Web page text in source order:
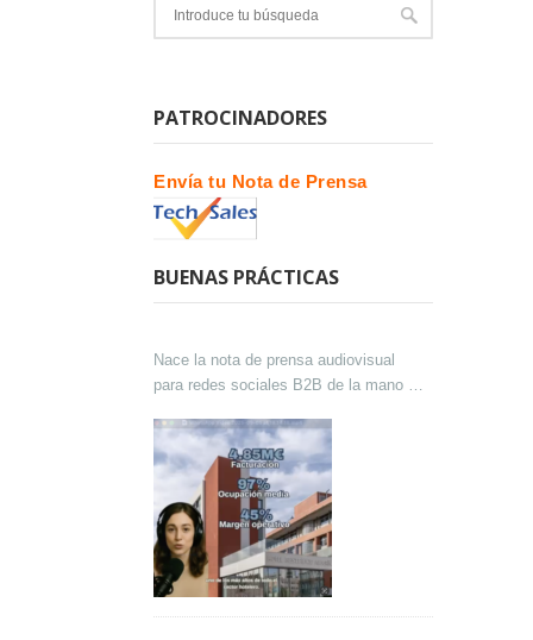
PATROCINADORES
Envía tu Nota de Prensa
BUENAS PRÁCTICAS
Nace la nota de prensa audiovisual
para redes sociales B2B de la mano de